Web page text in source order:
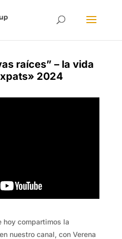
raíces” – la vida
2024
hoy compartimos la
nuestro canal, con Verena